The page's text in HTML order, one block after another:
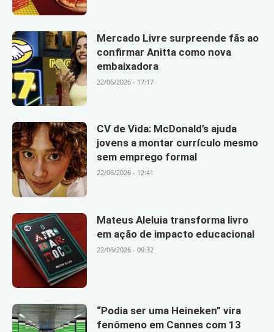
Mercado Livre surpreende fãs ao
confirmar Anitta como nova
embaixadora
22/06/2026 - 17:17
CV de Vida: McDonald’s ajuda
jovens a montar currículo mesmo
sem emprego formal
22/06/2026 - 12:41
Mateus Aleluia transforma livro
em ação de impacto educacional
22/06/2026 - 09:32
“Podia ser uma Heineken” vira
fenômeno em Cannes com 13